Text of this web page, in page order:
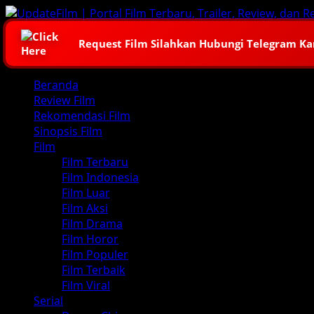
Skip
to
content
Request Film Silahkan Hubungi Telegram
Primary
Menu
Beranda
Review Film
Rekomendasi Film
Sinopsis Film
Film
Film Terbaru
Film Indonesia
Film Luar
Film Aksi
Film Drama
Film Horor
Film Populer
Film Terbaik
Film Viral
Serial